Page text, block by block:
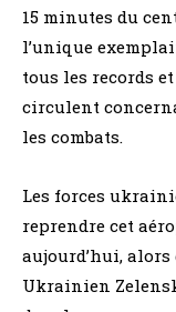
15 minutes du
l’unique
tous les records
circulent
les combats.
Les forces
reprendre cet
aujourd’hui,
Ukrainien